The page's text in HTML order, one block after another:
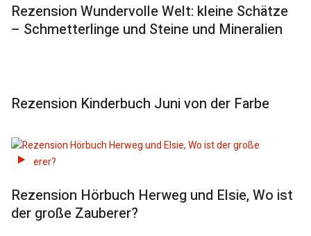
Rezension Wundervolle Welt: kleine Schätze
– Schmetterlinge und Steine und Mineralien
Rezension Kinderbuch Juni von der Farbe
Rezension Hörbuch Herweg und Elsie, Wo ist
der große Zauberer?